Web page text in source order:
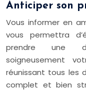
Anticiper son
Vous informer en
vous permettra
prendre une
soigneusement
réunissant tous les
complet et bien